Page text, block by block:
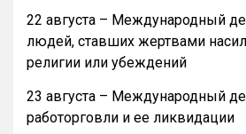
22 августа – Международный
людей, ставших жертвами
религии или убеждений
23 августа – Международный
работорговли и ее ликвидации